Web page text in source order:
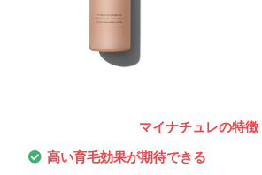
マイナチュレの特徴
高い育毛効果が期待できる